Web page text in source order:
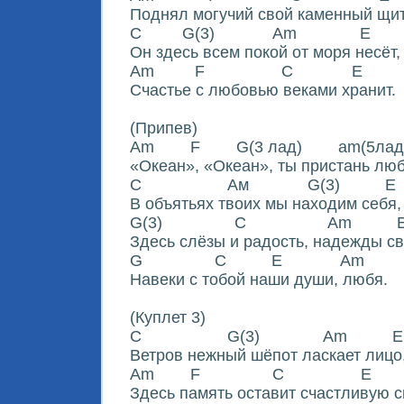
Поднял могучий свой каменный
C G(3) Am E
Он здесь всем покой от моря несëт,
Am F C E
Счастье с любовью веками хранит.
(Припев)
Am F G(3 лад)
«Океан», «Океан», ты пристань
С Ам G(3) E
В объятьях твоих мы находим себя,
G(3) C Am
Здесь слёзы и радость, надежды
G C E Am
Навеки с тобой наши души, любя.
(Куплет 3)
C G(3) Am E
Ветров нежный шёпот ласкает
Am F C E
Здесь память оставит счастливую